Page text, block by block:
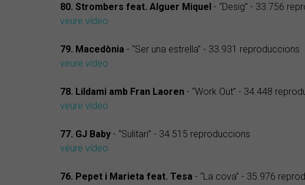
80. Strombers feat. Alguer Miquel - “Desig” - 33.756
veure vídeo
79. Macedònia - “Ser una estrella” - 33.931 reproduccions
veure vídeo
78. Lildami amb Fran Laoren - “Work Out” - 34.448
veure vídeo
77. GJ Baby - “Sulitari” - 34.515 reproduccions
veure vídeo
76. Pepet i Marieta feat. Tesa - “La cova” - 35.976